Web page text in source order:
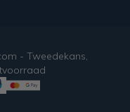
- Tweedekans,